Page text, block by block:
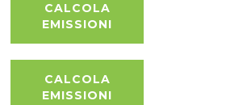
CALCOLA
EMISSIONI
CALCOLA
EMISSIONI